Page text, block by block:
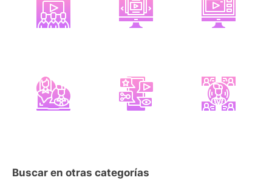
Buscar en otras categorías